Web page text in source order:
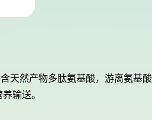
天然产物多肽氨基酸，游离氨基
输送。